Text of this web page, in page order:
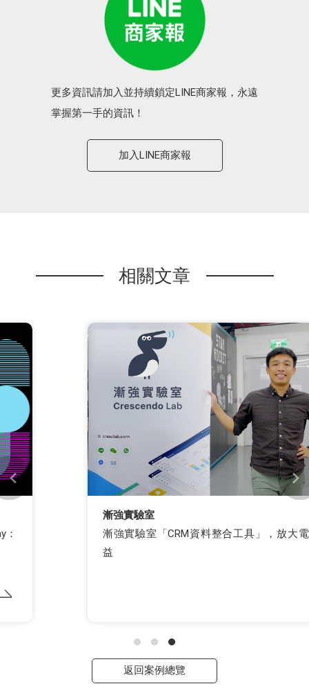
更多資訊請加入並持續鎖定LINE商家報，永遠
掌握第一手的資訊！
加入LINE商家報
相關文章
漸強實驗室「CRM資料整合工具」，放大電商效
返回案例總覽